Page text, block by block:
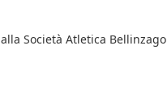
Società Atletica Bellinzago